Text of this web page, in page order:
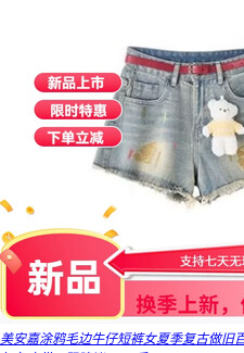
美安嘉涂鸦毛边牛仔短裤女夏季复古做旧